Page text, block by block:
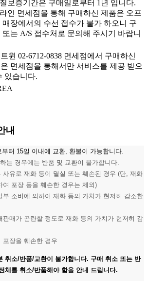
보증기간은 구매일로부터 1년 입니다.
인 면세점을 통해 구매하신 제품은 오프
매장에서의 수선 접수가 불가 하오니 구
또는 A/S 접수처로 문의해 주시기 바랍니
윈 02-6712-0838 면세점에서 구매하신
면세점을 통해서만 서비스를 제공 받으
있습니다.
내
터 15일 이내에 교환, 환불이 가능합니다.
는 경우에는 반품 및 교환이 불가합니다.
사유로 재화 등이 멸실 또는 훼손된 경우 (단, 재화
여 포장 등을 훼손한 경우는 제외)
부 소비에 의하여 재화 등의 가치가 현저히 감소한
판매가 곤란할 정도로 재화 등의 가치가 현저히 감
포장을 훼손한 경우
취소/반품/교환이 불가합니다. 구매 취소 또는 반
체를 취소/반품해야 함을 안내 드립니다.